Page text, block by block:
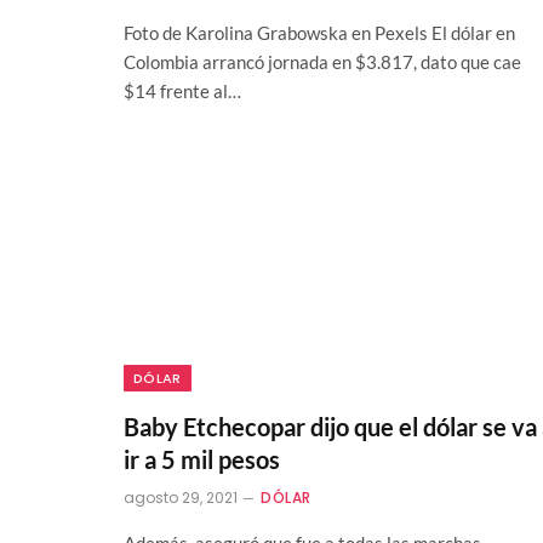
Foto de Karolina Grabowska en Pexels El dólar en
Colombia arrancó jornada en $3.817, dato que cae
$14 frente al…
DÓLAR
Baby Etchecopar dijo que el dólar se va
ir a 5 mil pesos
agosto 29, 2021 DÓLAR